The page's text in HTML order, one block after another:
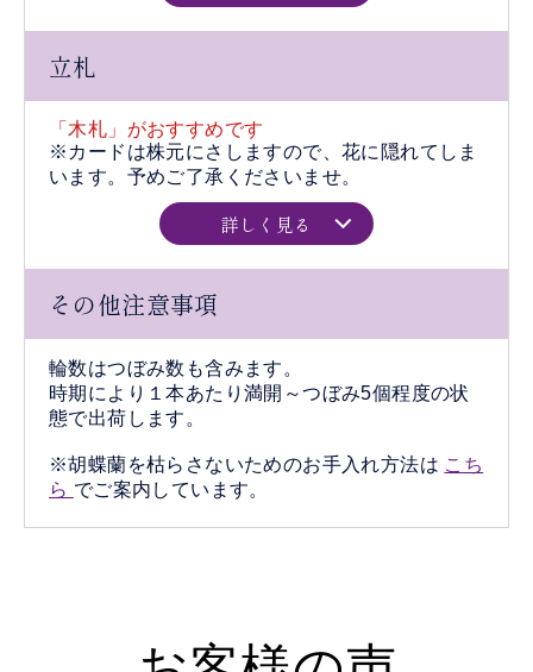
立札
「木札」がおすすめです
※カードは株元にさしますので、花に隠れてしま
います。予めご了承くださいませ。
詳しく見る
その他注意事項
輪数はつぼみ数も含みます。
時期により１本あたり満開～つぼみ5個程度の状
態で出荷します。
※胡蝶蘭を枯らさないためのお手入れ方法は こち
ら でご案内しています。